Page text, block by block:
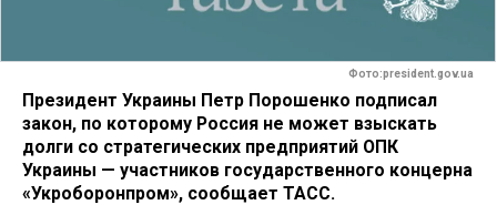
Фото:president.gov.ua
Президент Украины Петр Порошенко подписал
закон, по которому Россия не может взыскать
долги со стратегических предприятий ОПК
Украины — участников государственного концерна
«Укроборонпром», сообщает ТАСС.